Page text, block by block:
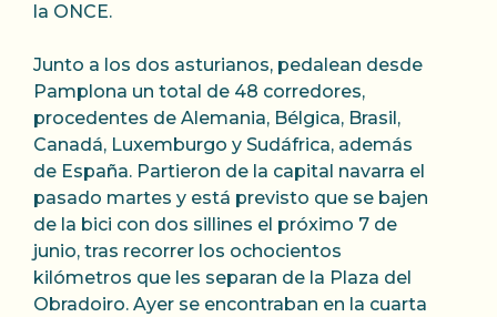
la ONCE.
Junto a los dos asturianos, pedalean desde
Pamplona un total de 48 corredores,
procedentes de Alemania, Bélgica, Brasil,
Canadá, Luxemburgo y Sudáfrica, además
de España. Partieron de la capital navarra el
pasado martes y está previsto que se bajen
de la bici con dos sillines el próximo 7 de
junio, tras recorrer los ochocientos
kilómetros que les separan de la Plaza del
Obradoiro. Ayer se encontraban en la cuarta